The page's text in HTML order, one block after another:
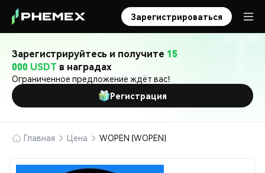
Зарегистрироваться
Зарегистрируйтесь и получите 15
000 USDT в наградах
Ограниченное предложение ждёт вас!
Регистрация
Главная Цена WOPEN (WOPEN)